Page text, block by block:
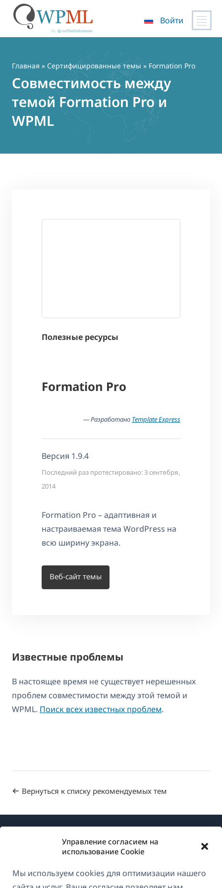
Управление согласием на
использование Cookie
Мы используем cookies для оптимизации нашего
содержимому
Войти
Главная » Сертифицированные темы » Formation Pro
Совместимость между
темой Formation Pro и
WPML
Полезные ресурсы
Formation Pro
— Разработано Template Express
Версия 1.9.4
Последний раз протестировано: 3 сентября,
2014
Formation Pro – адаптивная и
настраиваемая тема WordPress на
всю ширину экрана.
Веб-сайт темы
Известные проблемы
В настоящее время не существует нерешенных
проблем совместимости между этой темой и
WPML. Поиск всех известных проблем.
Вернуться к списку рекомендуемых тем
О WPML